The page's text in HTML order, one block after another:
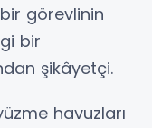
görevlinin
bir
şikâyetçi.
havuzları